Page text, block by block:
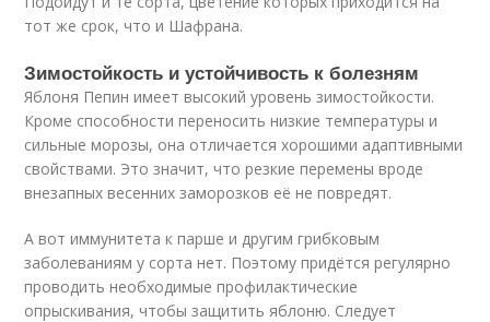
тот же срок, что и Шафрана.
Зимостойкость и устойчивость к болезням
Яблоня Пепин имеет высокий уровень зимостойкости.
Кроме способности переносить низкие температуры и
сильные морозы, она отличается хорошими адаптивными
свойствами. Это значит, что резкие перемены вроде
внезапных весенних заморозков её не повредят.
А вот иммунитета к парше и другим грибковым
заболеваниям у сорта нет. Поэтому придётся регулярно
проводить необходимые профилактические
опрыскивания, чтобы защитить яблоню. Следует